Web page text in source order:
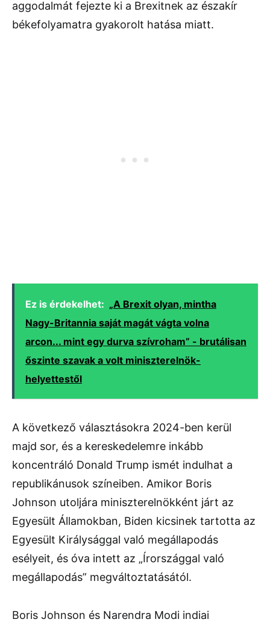
aggodalmát fejezte ki a Brexitnek az északír
békefolyamatra gyakorolt hatása miatt.
Ez is érdekelhet: „A Brexit olyan, mintha
Nagy-Britannia saját magát vágta volna
arcon... mint egy durva szívroham” - brutálisan
őszinte szavak a volt miniszterelnök-
helyettestől
A következő választásokra 2024-ben kerül
majd sor, és a kereskedelemre inkább
koncentráló Donald Trump ismét indulhat a
republikánusok színeiben. Amikor Boris
Johnson utoljára miniszterelnökként járt az
Egyesült Államokban, Biden kicsinek tartotta az
Egyesült Királysággal való megállapodás
esélyeit, és óva intett az „Írországgal való
megállapodás” megváltoztatásától.
Boris Johnson és Narendra Modi indiai